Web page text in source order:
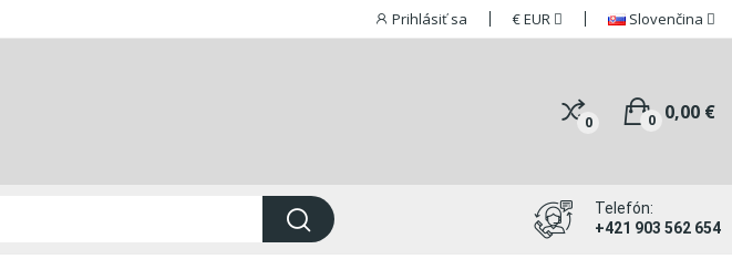
Prihlásiť sa €EUR Slovenčina
0 0,00 €
0
Telefón:
+421 903 562 654